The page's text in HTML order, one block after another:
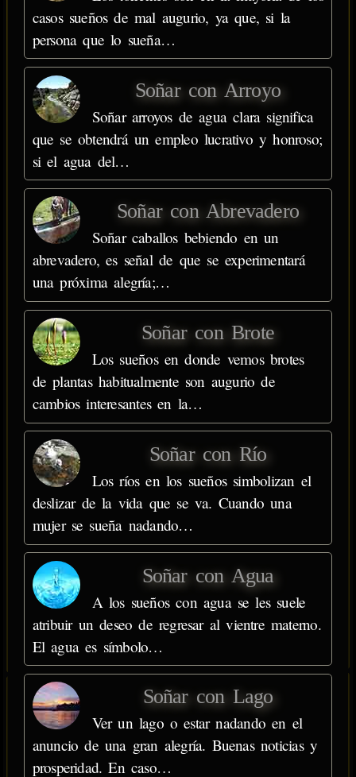
casos sueños de mal augurio, ya que, si la
persona que lo sueña…
Soñar con Arroyo
Soñar arroyos de agua clara significa
que se obtendrá un empleo lucrativo y honroso;
si el agua del…
Soñar con Abrevadero
Soñar caballos bebiendo en un
abrevadero, es señal de que se experimentará
una próxima alegría;…
Soñar con Brote
Los sueños en donde vemos brotes
de plantas habitualmente son augurio de
cambios interesantes en la…
Soñar con Río
Los ríos en los sueños simbolizan el
deslizar de la vida que se va. Cuando una
mujer se sueña nadando…
Soñar con Agua
A los sueños con agua se les suele
atribuir un deseo de regresar al vientre materno.
El agua es símbolo…
Soñar con Lago
Ver un lago o estar nadando en el
anuncio de una gran alegría. Buenas noticias y
prosperidad. En caso…